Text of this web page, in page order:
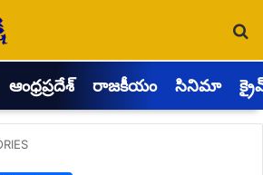
ఆంధ్రప్రదేశ్ రాజకీయం సినిమా